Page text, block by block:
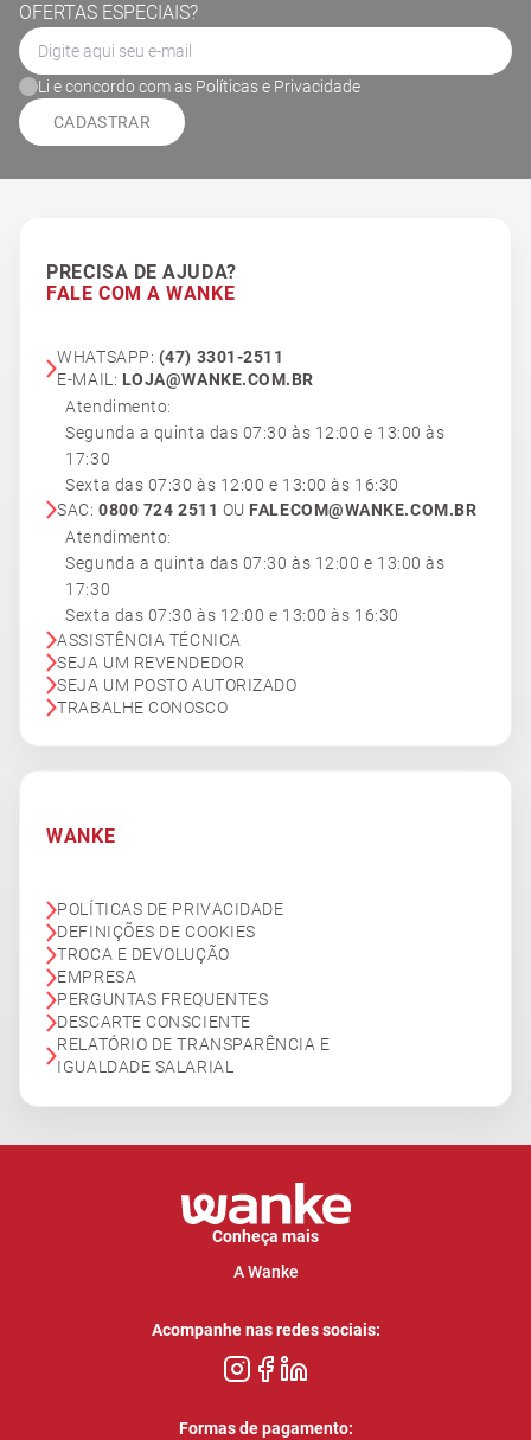
OFERTAS ESPECIAIS?
Li e concordo com as Políticas e Privacidade
CADASTRAR
PRECISA DE AJUDA?
FALE COM A WANKE
WHATSAPP: (47) 3301-2511
E-MAIL: LOJA@WANKE.COM.BR
Atendimento:
Segunda a quinta das 07:30 às 12:00 e 13:00 às
17:30
Sexta das 07:30 às 12:00 e 13:00 às 16:30
SAC:0800 724 2511 OU FALECOM@WANKE.COM.BR
Atendimento:
Segunda a quinta das 07:30 às 12:00 e 13:00 às
17:30
Sexta das 07:30 às 12:00 e 13:00 às 16:30
ASSISTÊNCIA TÉCNICA
SEJA UM REVENDEDOR
SEJA UM POSTO AUTORIZADO
TRABALHE CONOSCO
WANKE
POLÍTICAS DE PRIVACIDADE
DEFINIÇÕES DE COOKIES
TROCA E DEVOLUÇÃO
EMPRESA
PERGUNTAS FREQUENTES
DESCARTE CONSCIENTE
RELATÓRIO DE TRANSPARÊNCIA E
IGUALDADE SALARIAL
Conheça mais
A Wanke
Acompanhe nas redes sociais:
Formas de pagamento: